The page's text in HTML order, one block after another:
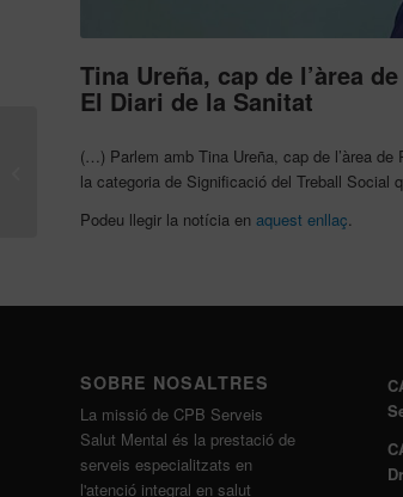
Tina Ureña, cap de l’àrea
El Diari de la Sanitat
(…) Parlem amb Tina Ureña, cap de l’àrea
la categoria de Significació del Treball Social
Podeu llegir la notícia en aquest enllaç.
SOBRE NOSALTRES
La missió de CPB Serveis
Salut Mental és la prestació de
serveis especialitzats en
l'atenció integral en salut
psiquiatra de CPB
Serveis Salut Mental,
parla sobre el...